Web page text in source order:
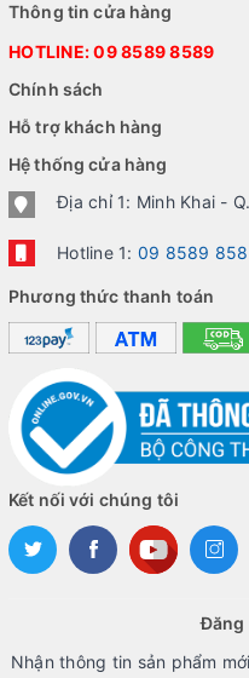
Thông tin cửa hàng
HOTLINE:09 8589 8589
Chính sách
Hỗ trợ khách hàng
Hệ thống cửa hàng
Địa chỉ 1: Minh Khai -
Hotline 1: 09 8589
Phương thức thanh toán
Kết nối với chúng tôi
Đăng
Nhận thông tin sản phẩm